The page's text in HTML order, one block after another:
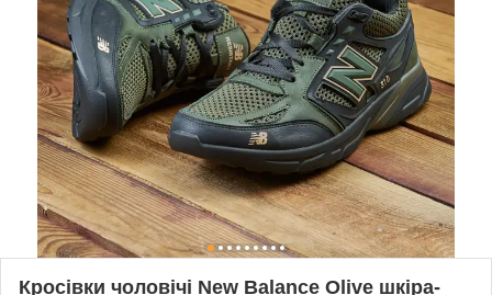
Кросівки чоловічі New Balance Olive шкіра-